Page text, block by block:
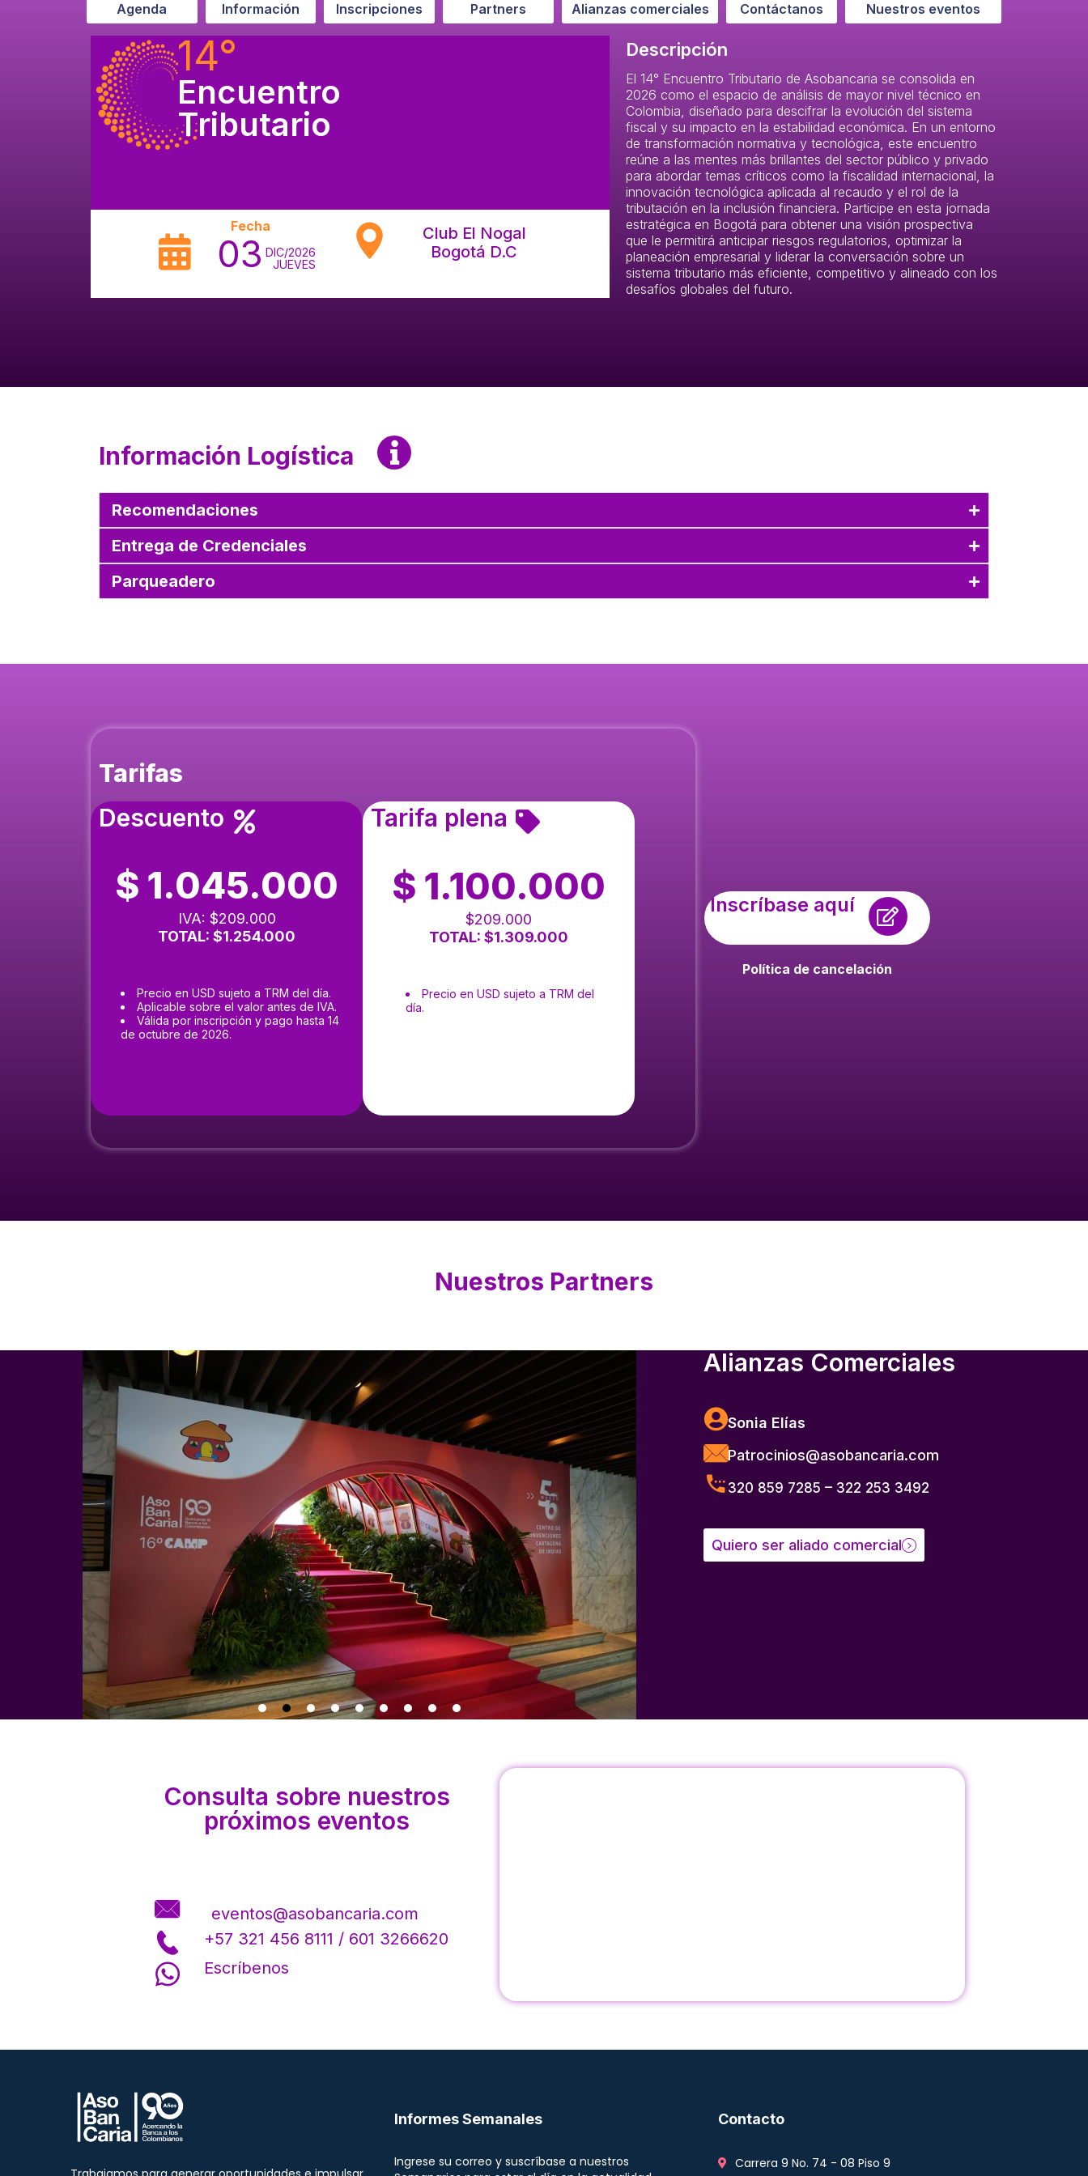
Agenda Información Inscripciones Partners Alianzas comerciales Contáctanos Nuestros eventos
14°
Encuentro
Tributario
Fecha
03 DIC/2026
JUEVES
Club El Nogal
Bogotá D.C
Descripción
El 14° Encuentro Tributario de Asobancaria se consolida en
2026 como el espacio de análisis de mayor nivel técnico en
Colombia, diseñado para descifrar la evolución del sistema
fiscal y su impacto en la estabilidad económica. En un entorno
de transformación normativa y tecnológica, este encuentro
reúne a las mentes más brillantes del sector público y privado
para abordar temas críticos como la fiscalidad internacional, la
innovación tecnológica aplicada al recaudo y el rol de la
tributación en la inclusión financiera. Participe en esta jornada
estratégica en Bogotá para obtener una visión prospectiva
que le permitirá anticipar riesgos regulatorios, optimizar la
planeación empresarial y liderar la conversación sobre un
sistema tributario más eficiente, competitivo y alineado con los
desafíos globales del futuro.
Información Logística
Recomendaciones
Entrega de Credenciales
Parqueadero
Tarifas
Descuento
$ 1.045.000
IVA: $209.000
TOTAL: $1.254.000
Precio en USD sujeto a TRM del día.
Aplicable sobre el valor antes de IVA.
Válida por inscripción y pago hasta 14
de octubre de 2026.
Tarifa plena
$ 1.100.000
$209.000
TOTAL: $1.309.000
Precio en USD sujeto a TRM del
día.
Inscríbase aquí
Política de cancelación
Nuestros Partners
Alianzas Comerciales
Sonia Elías
Patrocinios@asobancaria.com
320 859 7285 – 322 253 3492
Quiero ser aliado comercial
Consulta sobre nuestros
próximos eventos
eventos@asobancaria.com
+57 321 456 8111 / 601 3266620
Escríbenos
Informes Semanales
Ingrese su correo y suscríbase a nuestros
Contacto
Carrera 9 No. 74 - 08 Piso 9